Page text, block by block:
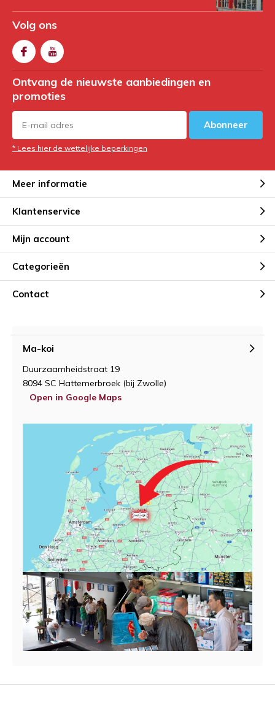
Volg ons
Ontvang de nieuwste aanbiedingen en
promoties
Abonneer
* Lees hier de wettelijke beperkingen
Meer informatie
Klantenservice
Mijn account
Categorieën
Contact
Ma-koi
Duurzaamheidstraat 19
8094 SC Hattemerbroek (bij Zwolle)
Open in Google Maps